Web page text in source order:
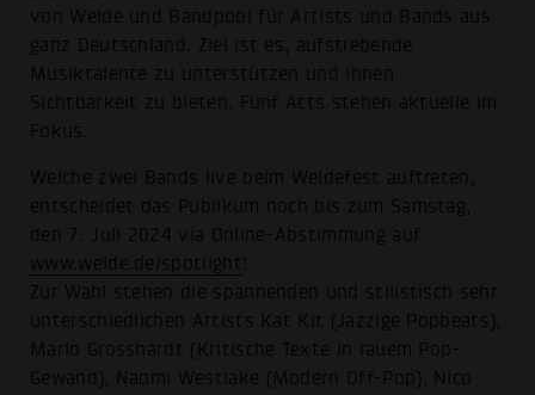
von Welde und Bandpool für Artists und Bands aus
ganz Deutschland. Ziel ist es, aufstrebende
Musiktalente zu unterstützen und ihnen
Sichtbarkeit zu bieten. Fünf Acts stehen aktuelle im
Fokus.
Welche zwei Bands live beim Weldefest auftreten,
entscheidet das Publikum noch bis zum Samstag,
den 7. Juli 2024 via Online-Abstimmung auf
www.welde.de/spotlight
Zur Wahl stehen die spannenden und stilistisch sehr
unterschiedlichen Artists Kat Kit (Jazzige Popbeats),
Marlo Grosshardt (Kritische Texte in rauem Pop-
Gewand), Naomi Westlake (Modern Off-Pop), Nico